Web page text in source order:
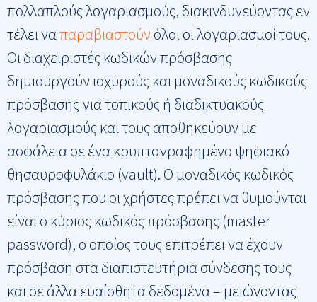
πολλαπλούς λογαριασμούς, διακινδυνεύοντας εν
τέλει ναπαραβιαστούνόλοι οι λογαριασμοί τους.
Οι διαχειριστές κωδικών πρόσβασης
δημιουργούν ισχυρούς και μοναδικούς κωδικούς
πρόσβασης για τοπικούς ή διαδικτυακούς
λογαριασμούς και τους αποθηκεύουν με
ασφάλεια σε ένα κρυπτογραφημένο ψηφιακό
θησαυροφυλάκιο (vault). Ο μοναδικός κωδικός
πρόσβασης που οι χρήστες πρέπει να θυμούνται
είναι ο κύριος κωδικός πρόσβασης (master
password), ο οποίος τους επιτρέπει να έχουν
πρόσβαση στα διαπιστευτήρια σύνδεσης τους
και σε άλλα ευαίσθητα δεδομένα – μειώνοντας